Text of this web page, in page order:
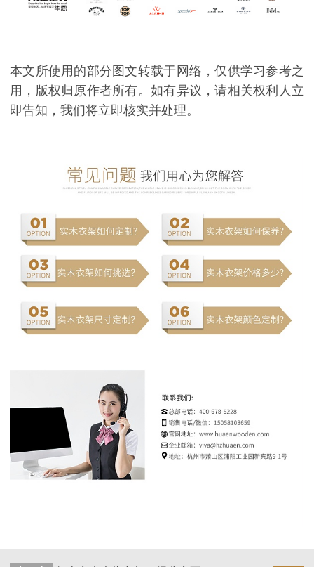
本文所使用的部分图文转载于网络，仅供学习参考之
用，版权归原作者所有。如有异议，请相关权利人立
即告知，我们将立即核实并处理。